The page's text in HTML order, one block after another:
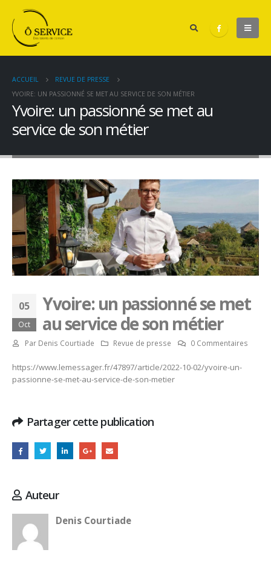
ACCUEIL
REVUE DE PRESSE
YVOIRE: UN PASSIONNÉ SE MET AU SERVICE DE SON MÉTIER
Yvoire: un passionné se met au
service de son métier
05
Oct
Yvoire: un passionné se met
au service de son métier
Par Denis Courtiade Revue de presse 0 Commentaires
https://www.lemessager.fr/47897/article/2022-10-02/yvoire-un-
passionne-se-met-au-service-de-son-metier
Partager cette publication
Auteur
Denis Courtiade